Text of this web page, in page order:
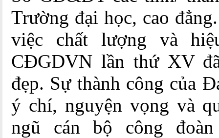
Trường đại học, cao
việc chất lượng và
CĐGDVN lần thứ XV
đẹp. Sự thành công của
ý chí, nguyện vọng và
ngũ cán bộ công